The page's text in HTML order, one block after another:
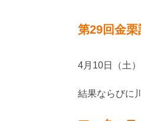
第29回金
4月10日（土
結果ならびに